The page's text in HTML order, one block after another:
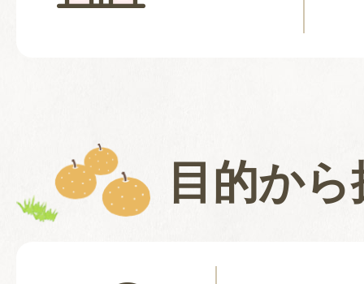
目的か